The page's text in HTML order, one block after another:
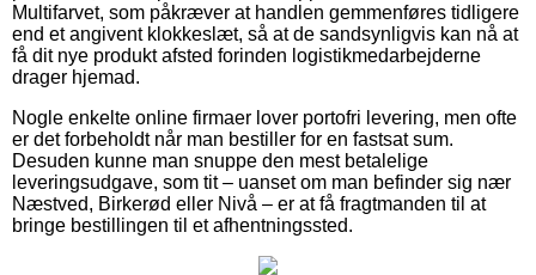
Multifarvet, som påkræver at handlen gemmenføres tidligere
end et angivent klokkeslæt, så at de sandsynligvis kan nå at
få dit nye produkt afsted forinden logistikmedarbejderne
drager hjemad.
Nogle enkelte online firmaer lover portofri levering, men ofte
er det forbeholdt når man bestiller for en fastsat sum.
Desuden kunne man snuppe den mest betalelige
leveringsudgave, som tit – uanset om man befinder sig nær
Næstved, Birkerød eller Nivå – er at få fragtmanden til at
bringe bestillingen til et afhentningssted.